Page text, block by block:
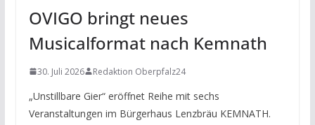
OVIGO bringt neues
Musicalformat nach Kemnath
30. Juli 2026 Redaktion Oberpfalz24
„Unstillbare Gier“ eröffnet Reihe mit sechs
Veranstaltungen im Bürgerhaus Lenzbräu KEMNATH.